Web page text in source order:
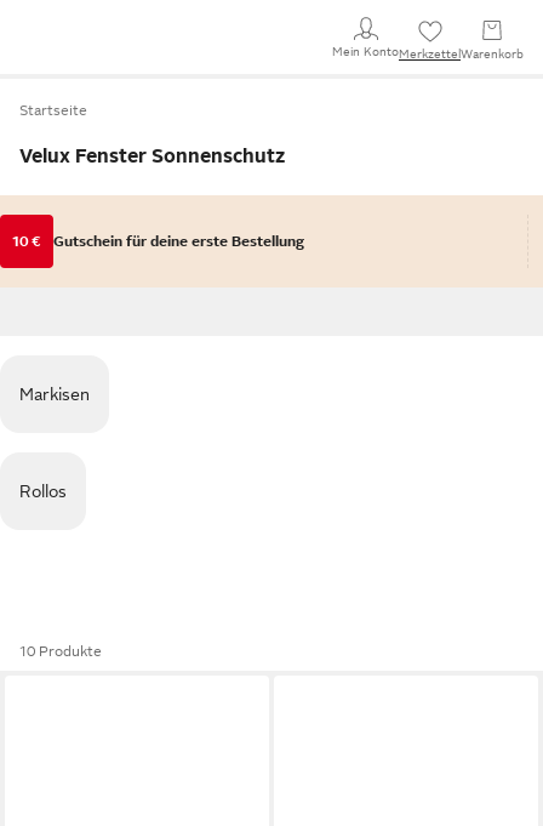
Mein KontoMerkzettel Warenkorb
Startseite
Velux Fenster Sonnenschutz
10 € Gutschein für deine erste Bestellung
Markisen
Rollos
10 Produkte